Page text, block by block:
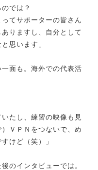
では？
ってサポーターの皆さん
りますし、自分として
思います」
面も。海外での代表活
いたし、練習の映像も見
ＶＰＮをつないで、め
けど（笑）」
のインタビューでは。